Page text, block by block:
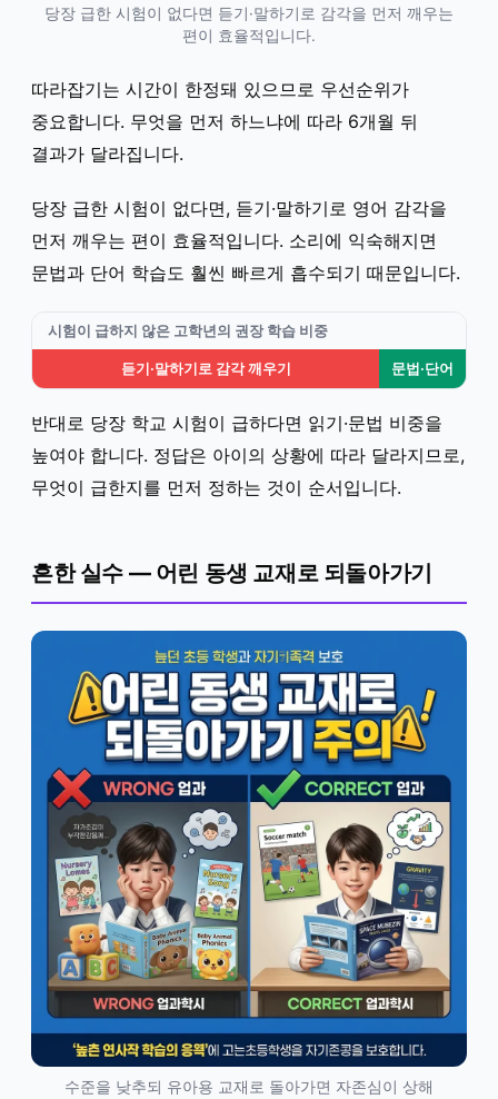
당장 급한 시험이 없다면 듣기·말하기로 감각을 먼저 깨우는
편이 효율적입니다.
따라잡기는 시간이 한정돼 있으므로 우선순위가
중요합니다. 무엇을 먼저 하느냐에 따라 6개월 뒤
결과가 달라집니다.
당장 급한 시험이 없다면, 듣기·말하기로 영어 감각을
먼저 깨우는 편이 효율적입니다. 소리에 익숙해지면
문법과 단어 학습도 훨씬 빠르게 흡수되기 때문입니다.
시험이 급하지 않은 고학년의 권장 학습 비중
듣기·말하기로 감각 깨우기 문법·단어
반대로 당장 학교 시험이 급하다면 읽기·문법 비중을
높여야 합니다. 정답은 아이의 상황에 따라 달라지므로,
무엇이 급한지를 먼저 정하는 것이 순서입니다.
흔한 실수 — 어린 동생 교재로 되돌아가기
수준을 낮추되 유아용 교재로 돌아가면 자존심이 상해